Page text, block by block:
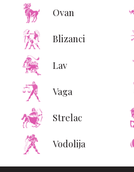
Ovan
Blizanci
Lav
Vaga
Strelac
Vodolija